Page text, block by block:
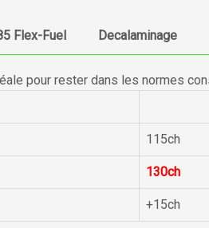
Flex-Fuel Decalaminage
pour rester dans les normes
115ch
130ch
+15ch